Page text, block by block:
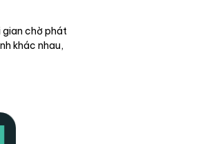
gian chờ phát
khác nhau,